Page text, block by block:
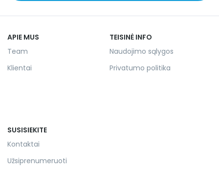
APIE MUS
Team
Klientai
TEISINĖ INFO
Naudojimo sąlygos
Privatumo politika
SUSISIEKITE
Kontaktai
Užsiprenumeruoti